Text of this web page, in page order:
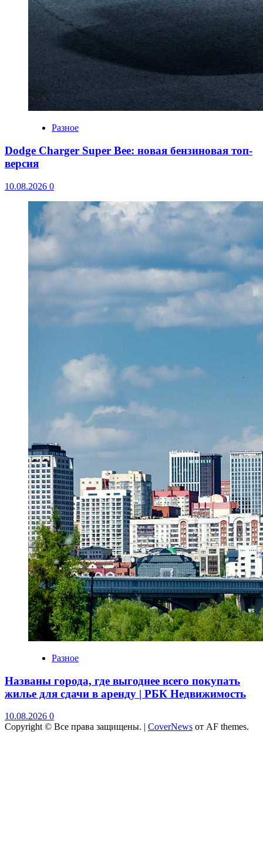
Разное
Dodge Charger Super Bee: новая бензиновая топ-
версия
10.08.2026 0
Разное
Названы города, где выгоднее всего покупать
жилье для сдачи в аренду | РБК Недвижимость
10.08.2026 0
Copyright © Все права защищены. | CoverNews от AF themes.